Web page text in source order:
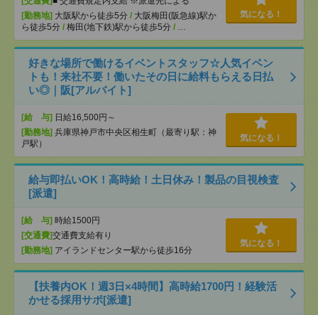
[勤務地] 大阪駅から徒歩5分 / 大阪梅田(阪急線)駅か
ら徒歩5分 / 梅田(地下鉄)駅から徒歩5分 / …
気になる！
好きな場所で働けるイベントスタッフ☆人気イベン
トも！来社不要！働いたその日に給料もらえる日払
い◎｜阪[アルバイト]
[給 与] 日給16,500円～
[勤務地] 兵庫県神戸市中央区相生町（最寄り駅：神
戸駅）
気になる！
給与即払いOK！高時給！土日休み！製品の目視検査
[派遣]
[給 与] 時給1500円
[交通費]交通費支給有り
[勤務地] アイランドセンター駅から徒歩16分
気になる！
【扶養内OK！週3日×4時間】高時給1700円！経験活
かせる採用サポ[派遣]